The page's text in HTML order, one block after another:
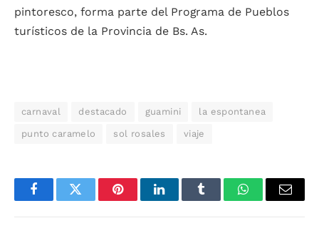
pintoresco, forma parte del Programa de Pueblos
turísticos de la Provincia de Bs. As.
carnaval destacado guamini la espontanea
punto caramelo sol rosales viaje
FacebookTwitter PinterestLinkedInTumblr WhatsAppEmail